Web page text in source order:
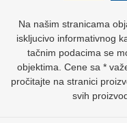
Na našim stranicama
iskljucivo informativnog
tačnim podacima se
objektima. Cene sa *
pročitajte na stranici
svih